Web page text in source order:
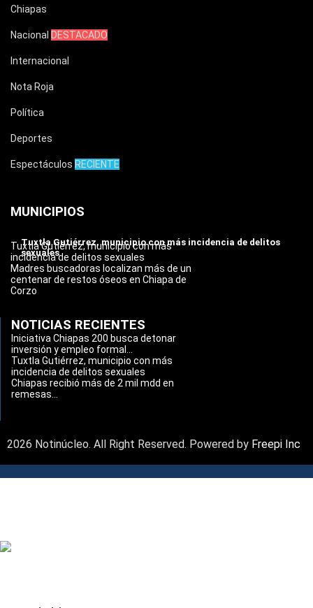
Chiapas
Nacional DESTACADO
Internacional
Nota Roja
Política
Deportes
Espectáculos RECIENTE
MUNICIPIOS
Tuxtla Gutiérrez, municipio con más incidencia de delitos
sexuales
Tuxtla Gutiérrez, municipio con más
incidencia de delitos sexuales
Madres buscadoras localizan más de un
centenar de restos óseos en Chiapa de
Corzo
NOTICIAS RECIENTES
Iniciativa Chiapas 200 busca detonar
inversión y empleo formal...
Tuxtla Gutiérrez, municipio con más
incidencia de delitos sexuales
Chiapas recibió más de 2 mil mdd en
remesas...
2026 Notinúcleo. All Right Reserved. Powered by Freepi Inc